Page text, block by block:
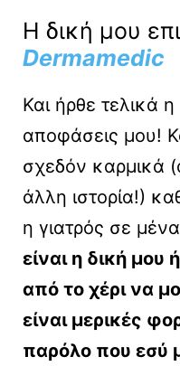
Η δική μου
Dermamedic
Και ήρθε τελικά
αποφάσεις μου!
σχεδόν καρμικά
άλλη ιστορία!)
η γιατρός σε
είναι η δική
από το χέρι να
είναι μερικές
παρόλο που εσύ